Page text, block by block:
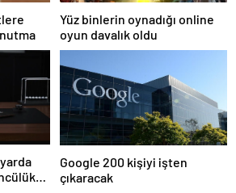
Yüz binlerin oynadığı online
oyun davalık oldu
Google 200 kişiyi işten
çıkaracak